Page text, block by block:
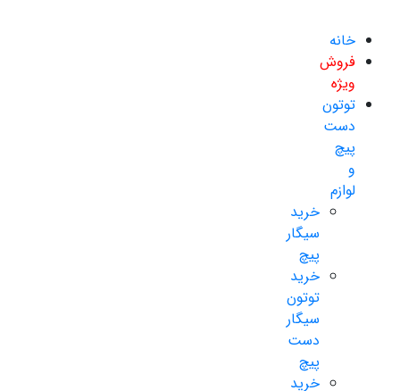
خانه
فروش
ویژه
توتون
دست
پیچ
و
لوازم
خرید
سیگار
پیچ
خرید
توتون
سیگار
دست
پیچ
خرید